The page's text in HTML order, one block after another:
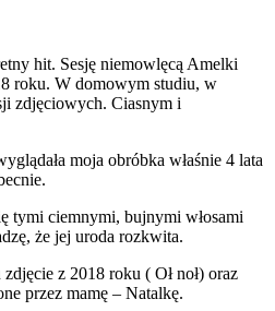
hit. Sesję niemowlęcą Amelki
roku. W domowym studiu, w
zdjęciowych. Ciasnym i
moja obróbka właśnie 4 lata
tymi ciemnymi, bujnymi włosami
że jej uroda rozkwita.
z 2018 roku ( Oł noł) oraz
przez mamę – Natalkę.